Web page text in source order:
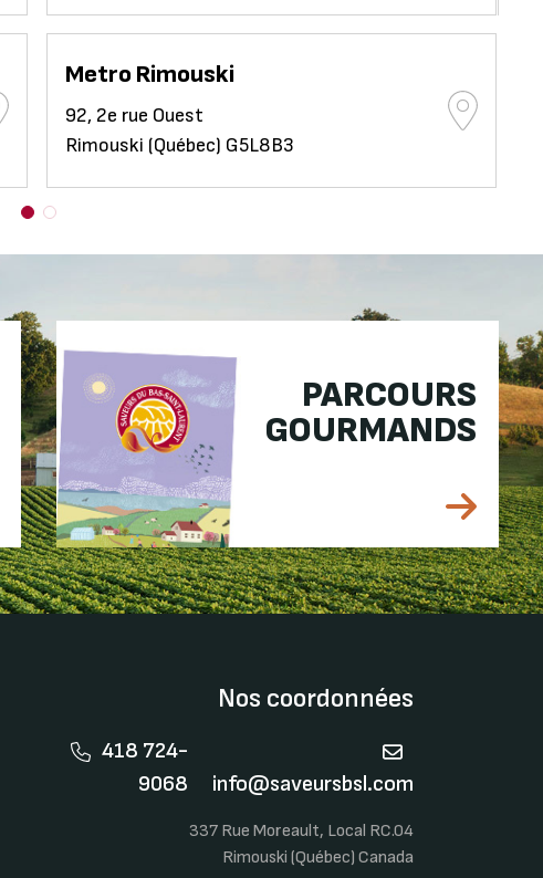
Metro Rimouski
92, 2e rue Ouest
Rimouski (Québec) G5L8B3
PARCOURS
GOURMANDS
Nos coordonnées
418 724-
9068
info@saveursbsl.com
337 Rue Moreault, Local RC.04
Rimouski (Québec) Canada